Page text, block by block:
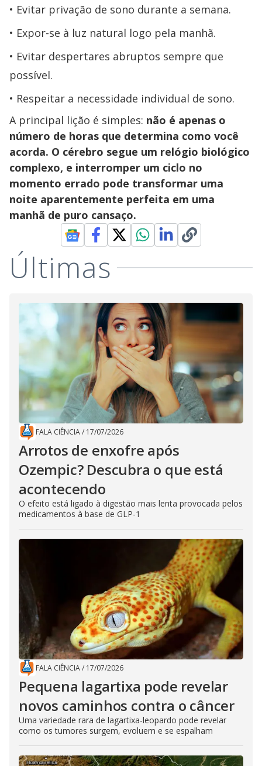
Evitar privação de sono durante a semana.
Expor-se à luz natural logo pela manhã.
Evitar despertares abruptos sempre que
possível.
Respeitar a necessidade individual de sono.
A principal lição é simples: não é apenas o
número de horas que determina como você
acorda. O cérebro segue um relógio biológico
complexo, e interromper um ciclo no
momento errado pode transformar uma
noite aparentemente perfeita em uma
manhã de puro cansaço.
Últimas
FALA CIÊNCIA/ 17/07/2026
Arrotos de enxofre após
Ozempic? Descubra o que está
acontecendo
O efeito está ligado à digestão mais lenta provocada pelos
medicamentos à base de GLP-1
FALA CIÊNCIA/ 17/07/2026
Pequena lagartixa pode revelar
novos caminhos contra o câncer
Uma variedade rara de lagartixa-leopardo pode revelar
como os tumores surgem, evoluem e se espalham